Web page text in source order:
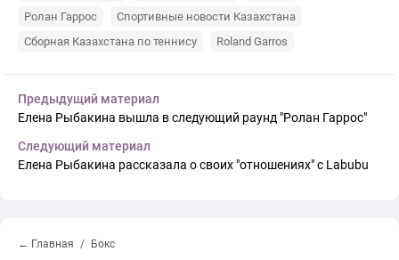
Ролан Гаррос
Спортивные новости Казахстана
Сборная Казахстана по теннису
Roland Garros
Предыдущий материал
Елена Рыбакина вышла в следующий раунд "Ролан Гаррос"
Следующий материал
Елена Рыбакина рассказала о своих "отношениях" с Labubu
← Главная Бокс